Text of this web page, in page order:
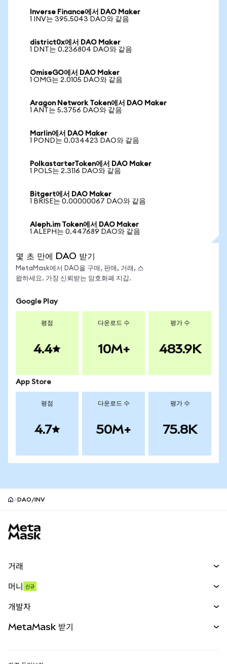
Inverse Finance에서 DAO Maker
1 INV는 395.5043 DAO와 같음
district0x에서 DAO Maker
1 DNT는 0.236804 DAO와 같음
OmiseGO에서 DAO Maker
1 OMG는 2.0105 DAO와 같음
Aragon Network Token에서 DAO Maker
1 ANT는 5.3756 DAO와 같음
Marlin에서 DAO Maker
1 POND는 0.034423 DAO와 같음
PolkastarterToken에서 DAO Maker
1 POLS는 2.3116 DAO와 같음
Bitgert에서 DAO Maker
1 BRISE는 0.00000067 DAO와 같음
Aleph.im Token에서 DAO Maker
1 ALEPH는 0.447689 DAO와 같음
몇 초 만에 DAO 받기
MetaMask에서 DAO을 구매, 판매, 거래, 스
왑하세요. 가장 신뢰받는 암호화폐 지갑.
Google Play
평점
4.4
다운로드 수
10M+
평가 수
483.9K
App Store
평점
4.7
다운로드 수
50M+
평가 수
75.8K
DAO/INV
거래
무기한 선물
실물자산
머니 신규
개발자
MetaMask 받기